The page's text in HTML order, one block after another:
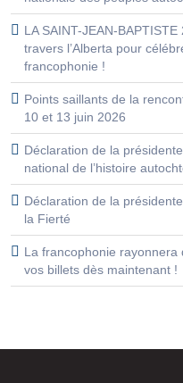
LA SAINT-JEAN-
travers l’Alberta pour
francophonie !
Points saillants de la
10 et 13 juin 2026
Déclaration de la
national de l’histoire
Déclaration de la
la Fierté
La francophonie rayonnera
vos billets dès maintenant !